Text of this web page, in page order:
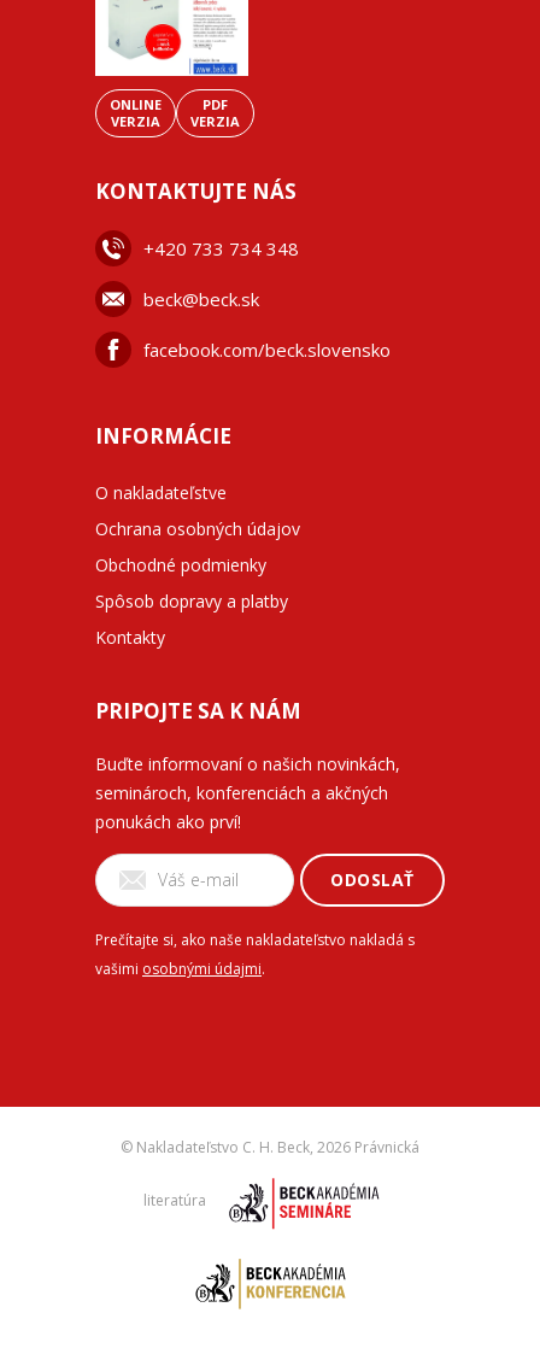
ONLINE
VERZIA
PDF
VERZIA
KONTAKTUJTE NÁS
+420 733 734 348
beck@beck.sk
facebook.com/beck.slovensko
INFORMÁCIE
O nakladateľstve
Ochrana osobných údajov
Obchodné podmienky
Spôsob dopravy a platby
Kontakty
PRIPOJTE SA K NÁM
Buďte informovaní o našich novinkách,
seminároch, konferenciách a akčných
ponukách ako prví!
ODOSLAŤ
Prečítajte si, ako naše nakladateľstvo nakladá s
vašimi osobnými údajmi.
© Nakladateľstvo C. H. Beck, 2026 Právnická
literatúra